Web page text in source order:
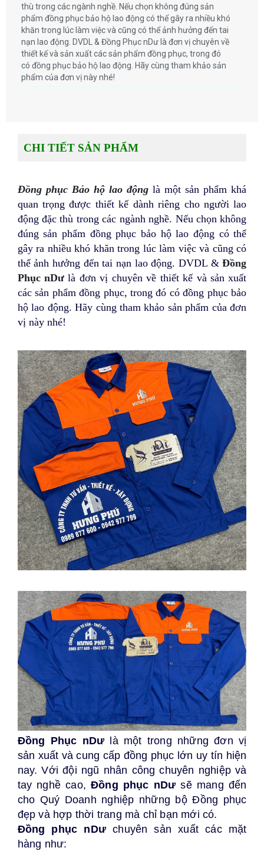
thù trong các ngành nghề. Nếu chọn không đúng sản
phẩm đồng phục bảo hộ lao động có thể gây ra nhiều khó
khăn trong lúc làm việc và cũng có thể ảnh hưởng đến tai
nạn lao động. DVDL & Đồng Phục nDư là đơn vị chuyên về
thiết kế và sản xuất các sản phẩm đồng phục, trong đó
có đồng phục bảo hộ lao động. Hãy cùng tham khảo sản
phẩm của đơn vị này nhé!
CHI TIẾT SẢN PHẨM
Đồng phục Bảo hộ lao động là một sản phẩm khá
quan trọng được thiết kế dành riêng cho người lao
động đặc thù trong các ngành nghề. Nếu chọn không
đúng sản phẩm đồng phục bảo hộ lao động có thể
gây ra nhiều khó khăn trong lúc làm việc và cũng có
thể ảnh hưởng đến tai nạn lao động. DVDL &Đồng
Phục nDư là đơn vị chuyên về thiết kế và sản xuất
các sản phẩm đồng phục, trong đó có đồng phục bảo
hộ lao động. Hãy cùng tham khảo sản phẩm của đơn
vị này nhé!
Đồng Phục nDư là một trong những đơn vị
sản xuất và cung cấp đồng phục lớn uy tín hiện
nay. Với đội ngũ nhân công chuyên nghiệp và
tay nghề cao,Đồng phục nDư sẽ mang đến
cho Quý Doanh nghiệp những bộ Đồng phục
đẹp và hợp thời trang mà chỉ bạn mới có.
Đồng phục nDư chuyên sản xuất các mặt
hàng như: